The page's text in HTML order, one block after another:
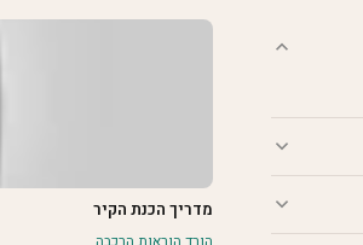
מדריך הכנת הקיר